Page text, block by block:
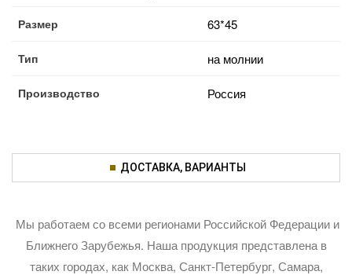
Размер 63*45
Тип на молнии
Производство Россия
ДОСТАВКА, ВАРИАНТЫ
Мы работаем со всеми регионами Российской Федерации и
Ближнего Зарубежья. Наша продукция представлена в
таких городах, как Москва, Санкт-Петербург, Самара,